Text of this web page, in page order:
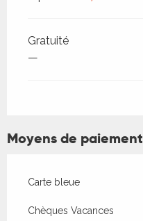
Gratuité
—
Moyens de paiement
Carte bleue
Chèques Vacances